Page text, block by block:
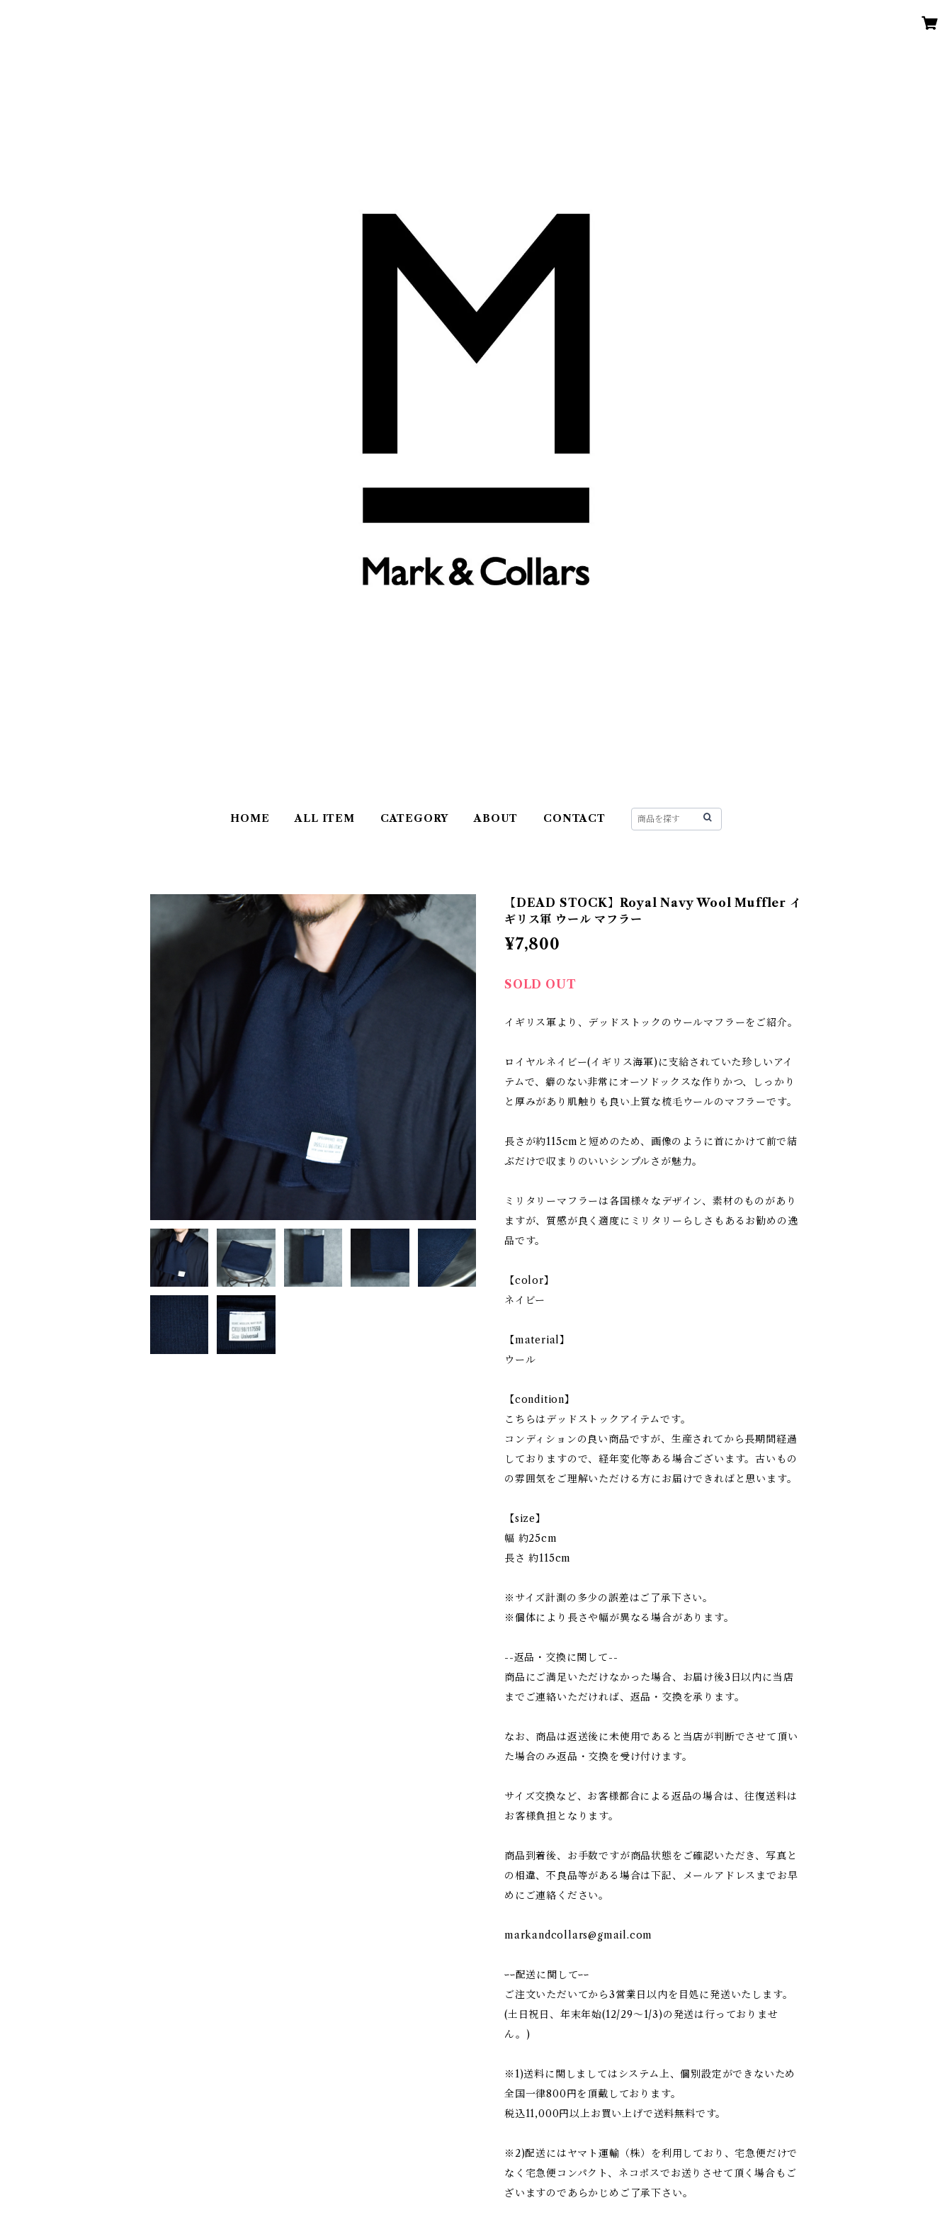
HOME ALL ITEM CATEGORY ABOUT CONTACT
【DEAD STOCK】Royal Navy Wool Muffler イ
ギリス軍 ウール マフラー
¥7,800
SOLD OUT
イギリス軍より、デッドストックのウールマフラーをご紹介。
ロイヤルネイビー(イギリス海軍)に支給されていた珍しいアイ
テムで、癖のない非常にオーソドックスな作りかつ、しっかり
と厚みがあり肌触りも良い上質な梳毛ウールのマフラーです。
長さが約115cmと短めのため、画像のように首にかけて前で結
ぶだけで収まりのいいシンプルさが魅力。
ミリタリーマフラーは各国様々なデザイン、素材のものがあり
ますが、質感が良く適度にミリタリーらしさもあるお勧めの逸
品です。
【color】
ネイビー
【material】
ウール
【condition】
こちらはデッドストックアイテムです。
コンディションの良い商品ですが、生産されてから長期間経過
しておりますので、経年変化等ある場合ございます。古いもの
の雰囲気をご理解いただける方にお届けできればと思います。
【size】
幅 約25cm
長さ 約115cm
※サイズ計測の多少の誤差はご了承下さい。
※個体により長さや幅が異なる場合があります。
--返品・交換に関して--
商品にご満足いただけなかった場合、お届け後3日以内に当店
までご連絡いただければ、返品・交換を承ります。
なお、商品は返送後に未使用であると当店が判断でさせて頂い
た場合のみ返品・交換を受け付けます。
サイズ交換など、お客様都合による返品の場合は、往復送料は
お客様負担となります。
商品到着後、お手数ですが商品状態をご確認いただき、写真と
の相違、不良品等がある場合は下記、メールアドレスまでお早
めにご連絡ください。
markandcollars@gmail.com
ｰｰ配送に関してｰｰ
ご注文いただいてから3営業日以内を目処に発送いたします。
(土日祝日、年末年始(12/29〜1/3)の発送は行っておりませ
ん。)
※1)送料に関しましてはシステム上、個別設定ができないため
全国一律800円を頂戴しております。
税込11,000円以上お買い上げで送料無料です。
※2)配送にはヤマト運輸（株）を利用しており、宅急便だけで
なく宅急便コンパクト、ネコポスでお送りさせて頂く場合もご
ざいますのであらかじめご了承下さい。